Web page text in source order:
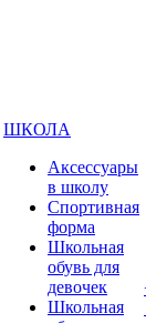
ШКОЛА
Аксессуары
в школу
Спортивная
форма
Школьная
обувь для
девочек
Школьная